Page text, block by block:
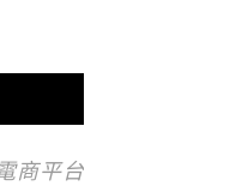
商平台